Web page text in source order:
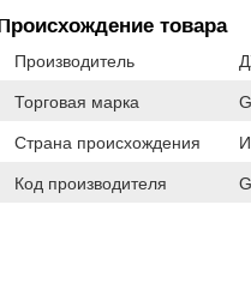
товара
Производитель
Торговая марка
Страна происхождения
Код производителя